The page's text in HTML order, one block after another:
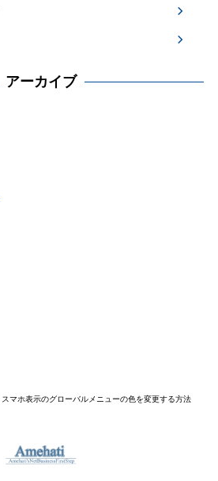
アーカイブ
スマホ表示のグローバルメニューの色を変更する方法